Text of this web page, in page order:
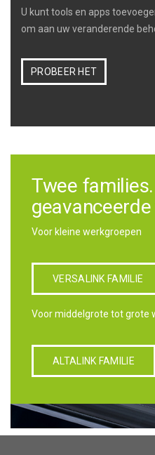
U kunt tools en apps
om aan uw veranderende
PROBEER HET
Twee
Voor kleine werkgroepen
VERSALINK FAMILIE
Voor middelgrote tot grote
ALTALINK FAMILIE